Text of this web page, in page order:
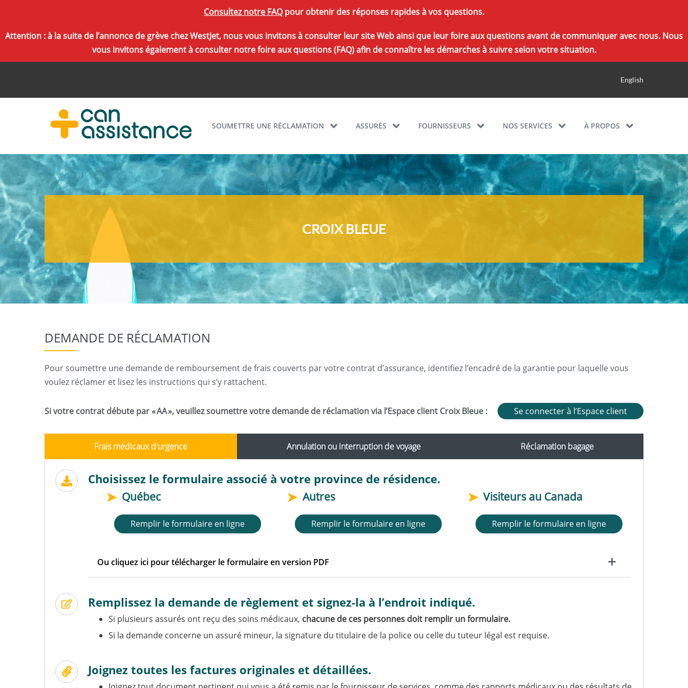
Consultez notre FAQpour obtenir des réponses rapides à vos questions.
Attention : à la suite de l’annonce de grève chez WestJet, nous vous invitons à consulter leur site Web ainsi que leur foire aux questions avant de communiquer avec nous. Nous
vous invitons également à consulter notre foire aux questions (FAQ) afin de connaître les démarches à suivre selon votre situation.
English
SOUMETTRE UNE RÉCLAMATION ASSURÉS FOURNISSEURS NOS SERVICES À PROPOS
CROIX BLEUE
DEMANDE DE RÉCLAMATION
Pour soumettre une demande de remboursement de frais couverts par votre contrat d’assurance, identifiez l’encadré de la garantie pour laquelle vous
voulez réclamer et lisez les instructions qui s’y rattachent.
Si votre contrat débute par « AA », veuillez soumettre votre demande de réclamation via l’Espace client Croix Bleue : Se connecter à l’Espace client
Frais médicaux d'urgence Annulation ou interruption de voyage Réclamation bagage
Choisissez le formulaire associé à votre province de résidence.
Québec
Remplir le formulaire en ligne
Autres
Remplir le formulaire en ligne
Visiteurs au Canada
Remplir le formulaire en ligne
Ou cliquez ici pour télécharger le formulaire en version PDF
Demande de règlement d'assurance voyage - Colombie-Britannique
Demande de règlement d'assurance voyage - Manitoba
Demande de règlement d'assurance voyage - Ontario
Demande de règlement d'assurance voyage - Québec
Demande de règlement d'assurance voyage - Autres
Demande de règlement d'assurance voyage - Visiteur au Canada
Remplissez la demande de règlement et signez-la à l’endroit indiqué.
Si plusieurs assurés ont reçu des soins médicaux, chacune de ces personnes doit remplir un formulaire.
Si la demande concerne un assuré mineur, la signature du titulaire de la police ou celle du tuteur légal est requise.
Joignez toutes les factures originales et détaillées.